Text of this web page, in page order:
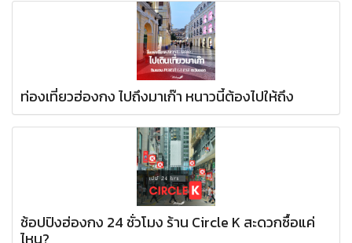
ท่องเที่ยวฮ่องกง ไปถึงมาเก๊า หนาวนี้ต้องไปให้ถึง
ช้อปปิงฮ่องกง 24 ชั่วโมง ร้าน Circle K สะดวกซื้อแค่